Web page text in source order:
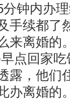
钟内办
手续都了
来离婚的
点回家
露，他们
办离婚的。